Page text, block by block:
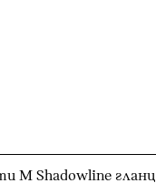
M Shadowline гланц